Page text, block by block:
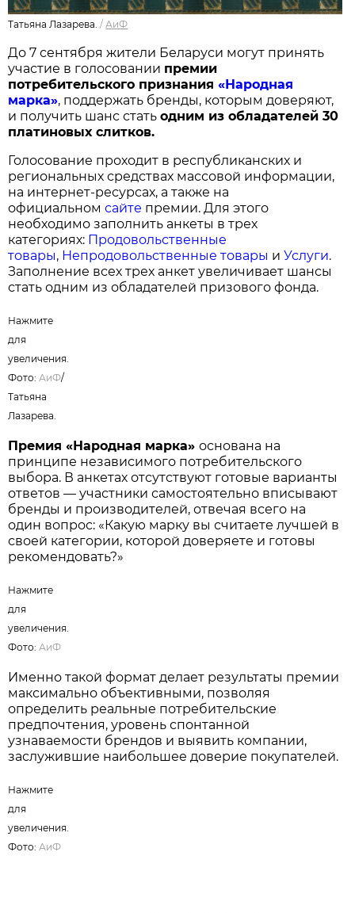
Татьяна Лазарева. /АиФ
До 7 сентября жители Беларуси могут принять
участие в голосовании премии
потребительского признания«Народная
марка», поддержать бренды, которым доверяют,
и получить шанс статьодним из обладателей 30
платиновых слитков.
Голосование проходит в республиканских и
региональных средствах массовой информации,
на интернет-ресурсах, а также на
официальномсайте премии. Для этого
необходимо заполнить анкеты в трех
категориях: Продовольственные
товары, Непродовольственные товары иУслуги.
Заполнение всех трех анкет увеличивает шансы
стать одним из обладателей призового фонда.
Нажмите
для
увеличения.
Фото:АиФ/
Татьяна
Лазарева.
Премия «Народная марка»основана на
принципе независимого потребительского
выбора. В анкетах отсутствуют готовые варианты
ответов — участники самостоятельно вписывают
бренды и производителей, отвечая всего на
один вопрос: «Какую марку вы считаете лучшей в
своей категории, которой доверяете и готовы
рекомендовать?»
Нажмите
для
увеличения.
Фото:АиФ
Именно такой формат делает результаты премии
максимально объективными, позволяя
определить реальные потребительские
предпочтения, уровень спонтанной
узнаваемости брендов и выявить компании,
заслужившие наибольшее доверие покупателей.
Нажмите
для
увеличения.
Фото:АиФ